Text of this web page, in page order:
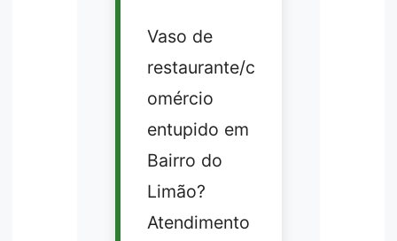
Vaso de
restaurante/c
omércio
entupido em
Bairro do
Limão?
Atendimento